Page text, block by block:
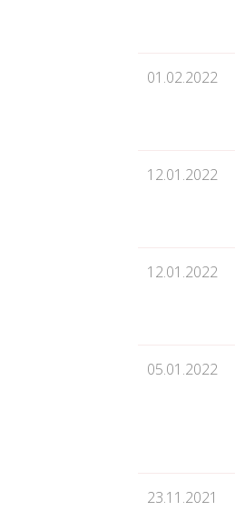
01.02.2022
12.01.2022
12.01.2022
05.01.2022
23.11.2021